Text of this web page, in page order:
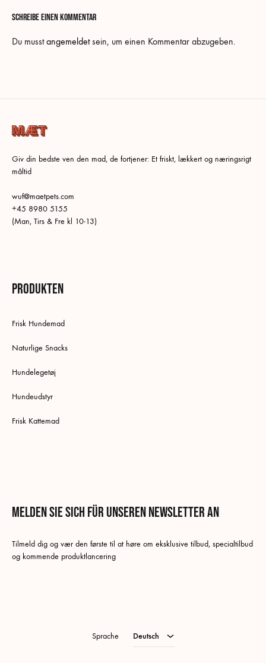
SCHREIBE EINEN KOMMENTAR
Du musstangemeldetsein, um einen Kommentar abzugeben.
Giv din bedste ven den mad, de fortjener: Et friskt, lækkert og næringsrigt
måltid
wuf@maetpets.com
+45 8980 5155
(Man, Tirs & Fre kl 10-13)
Produkten
Frisk Hundemad
Naturlige Snacks
Hundelegetøj
Hundeudstyr
Frisk Kattemad
Melden Sie sich für unseren Newsletter an
Tilmeld dig og vær den første til at høre om eksklusive tilbud, specialtilbud
og kommende produktlancering
Sprache Deutsch